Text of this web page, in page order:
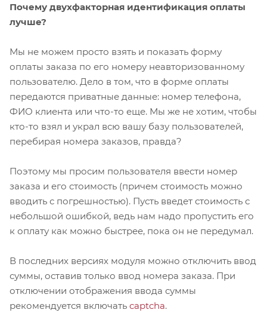
Почему двухфакторная идентификация оплаты
лучше?
Мы не можем просто взять и показать форму
оплаты заказа по его номеру неавторизованному
пользователю. Дело в том, что в форме оплаты
передаются приватные данные: номер телефона,
ФИО клиента или что-то еще. Мы же не хотим, чтобы
кто-то взял и украл всю вашу базу пользователей,
перебирая номера заказов, правда?
Поэтому мы просим пользователя ввести номер
заказа и его стоимость (причем стоимость можно
вводить с погрешностью). Пусть введет стоимость с
небольшой ошибкой, ведь нам надо пропустить его
к оплату как можно быстрее, пока он не передумал.
В последних версиях модуля можно отключить ввод
суммы, оставив только ввод номера заказа. При
отключении отображения ввода суммы
рекомендуется включать captcha.